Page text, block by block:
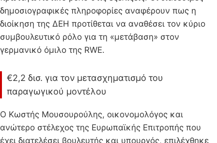
δημοσιογραφικές πληροφορίες αναφέρουν πως η
διοίκηση της ΔΕΗ προτίθεται να αναθέσει τον κύριο
συμβουλευτικό ρόλο για τη «μετάβαση» στον
γερμανικό όμιλο της RWE.
€2,2 δισ. για τον μετασχηματισμό του
παραγωγικού μοντέλου
Ο Κωστής Μουσουρούλης, οικονομολόγος και
ανώτερο στέλεχος της Ευρωπαϊκής Επιτροπής που
έχει διατελέσει βουλευτής και υπουργός, επιλέχθηκε